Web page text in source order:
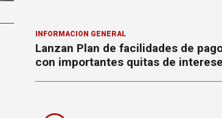
INFORMACION GENERAL
Lanzan Plan de facilidades de
con importantes quitas de